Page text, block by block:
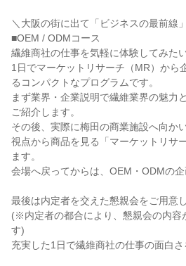
＼大阪の街に出て「ビジネスの最前線
■OEM / ODMコース
繊維商社の仕事を気軽に体験してみた
1日でマーケットリサーチ（MR）から
るコンパクトなプログラムです。
まず業界・企業説明で繊維業界の魅力
ご紹介します。
その後、実際に梅田の商業施設へ向か
視点から商品を見る「マーケットリサ
ます。
会場へ戻ってからは、OEM・ODMの企
最後は内定者を交えた懇親会をご用意
(※内定者の都合により、懇親会の内容
す)
充実した1日で繊維商社の仕事の面白